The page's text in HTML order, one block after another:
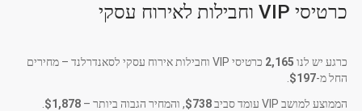
כרטיסי VIP וחבילות לאירוח עסקי
כרגע יש לנו 2,165
כרטיסי VIP וחבילות אירוח עסקי לסאנדרלנד – מחירים
החל מ-$197
הממוצע למושב VIP עומד סביב
$738, והמחיר הגבוה ביותר – $1,878